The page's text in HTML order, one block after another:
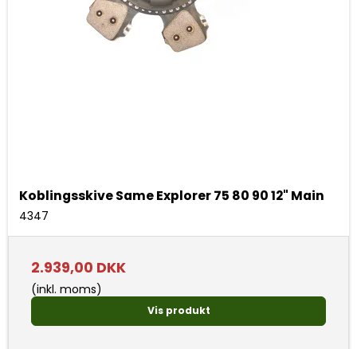
Koblingsskive Same Explorer 75 80 90 12" Main
4347
2.939,00 DKK
(inkl. moms)
Vis produkt